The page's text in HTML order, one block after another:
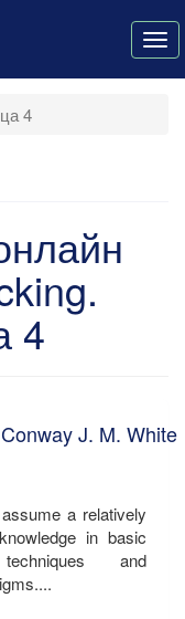
4
4
J. M. White
a relatively
in basic
and